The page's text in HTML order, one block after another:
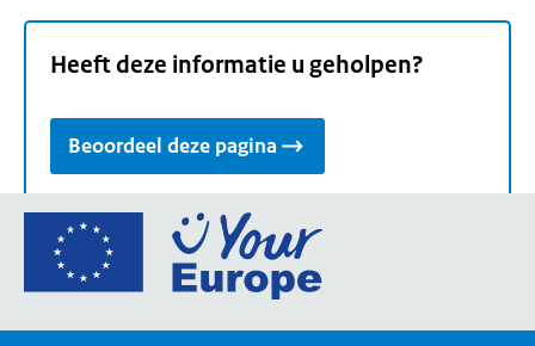
Heeft deze informatie u geholpen?
Beoordeel deze pagina
Ga
de